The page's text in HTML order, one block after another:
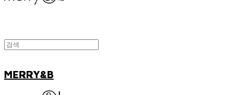
MERRY&B